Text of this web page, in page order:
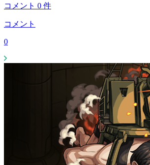
コメント 0 件
コメント
0